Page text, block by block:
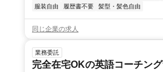
服装自由
履歴書不要 髪型・髪色自由
同じ企業の求人
業務委託
完全在宅OKの英語コーチン